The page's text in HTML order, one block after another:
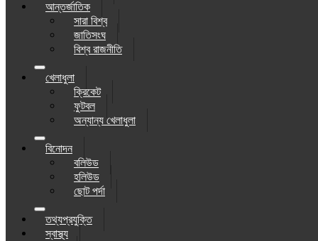
আন্তর্জাতিক
সারা বিশ্ব
জাতিসংঘ
বিশ্ব রাজনীতি
খেলাধুলা
ক্রিকেট
ফুটবল
অন্যান্য খেলাধুলা
বিনোদন
বলিউড
হলিউড
ছোট পর্দা
তথ্যপ্রযুক্তি
স্বাস্থ্য